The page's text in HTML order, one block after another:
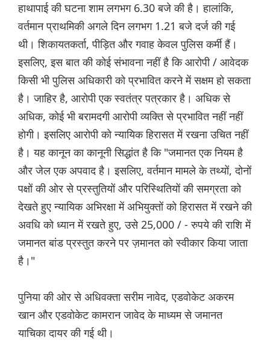
हाथापाई की घटना शाम लगभग 6.30 बजे की है। हालांकि,
वर्तमान प्राथमिकी अगले दिन लगभग 1.21 बजे दर्ज की गई
थी। शिकायतकर्ता, पीड़ित और गवाह केवल पुलिस कर्मी हैं।
इसलिए, इस बात की कोई संभावना नहीं है कि आरोपी / आवेदक
किसी भी पुलिस अधिकारी को प्रभावित करने में सक्षम हो सकता
है। जाहिर है, आरोपी एक स्वतंत्र पत्रकार है। अधिक से
अधिक, कोई भी बरामदगी आरोपी व्यक्ति से प्रभावित नहीं नहीं
होगी। इसलिए आरोपी को न्यायिक हिरासत में रखना उचित नहीं
है। यह कानून का कानूनी सिद्धांत है कि "जमानत एक नियम है
और जेल एक अपवाद है। इसलिए, वर्तमान मामले के तथ्यों, दोनों
पक्षों की ओर से प्रस्तुतियों और परिस्थितियों की समग्रता को
देखते हुए न्यायिक अभिरक्षा में अभियुक्तों को हिरासत में रखने की
अवधि को ध्यान में रखते हुए, उसे 25,000 / - रुपये की राशि में
जमानत बांड प्रस्तुत करने पर ज़मानत को स्वीकार किया जाता
है।"
पुनिया की ओर से अधिवक्ता सरीम नावेद, एडवोकेट अकरम
खान और एडवोकेट कामरान जावेद के माध्यम से जमानत
याचिका दायर की गई थी।